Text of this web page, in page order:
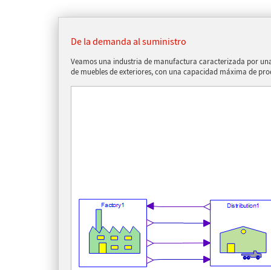
De la demanda al suministro
Veamos una industria de manufactura caracterizada por
de muebles de exteriores, con una capacidad máxima de